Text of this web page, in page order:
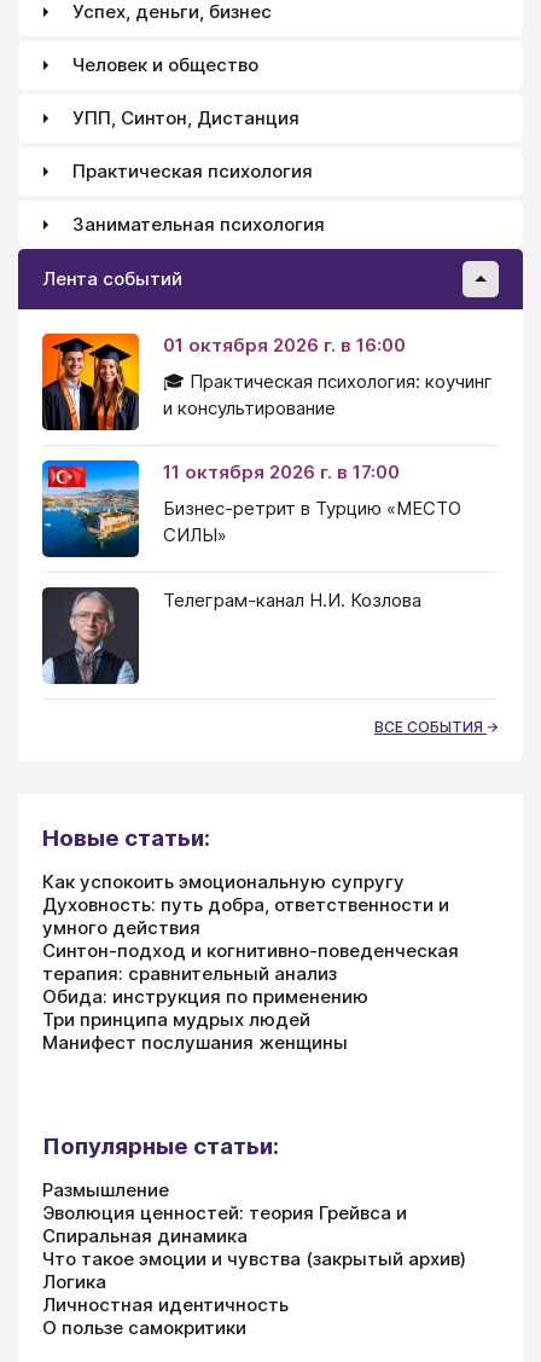
потребностей.
Успех, деньги, бизнес
Человек и общество
УПП, Синтон, Дистанция
Практическая психология
Занимательная психология
Лента событий
01 октября 2026 г. в 16:00
🎓 Практическая психология: коучинг
и консультирование
11 октября 2026 г. в 17:00
Бизнес-ретрит в Турцию «МЕСТО
СИЛЫ»
Телеграм-канал Н.И. Козлова
ВСЕ СОБЫТИЯ
Новые статьи:
Как успокоить эмоциональную супругу
Духовность: путь добра, ответственности и
умного действия
Синтон-подход и когнитивно-поведенческая
терапия: сравнительный анализ
Обида: инструкция по применению
Три принципа мудрых людей
Манифест послушания женщины
Популярные статьи:
Размышление
Эволюция ценностей: теория Грейвса и
Спиральная динамика
Что такое эмоции и чувства (закрытый архив)
Логика
Личностная идентичность
О пользе самокритики